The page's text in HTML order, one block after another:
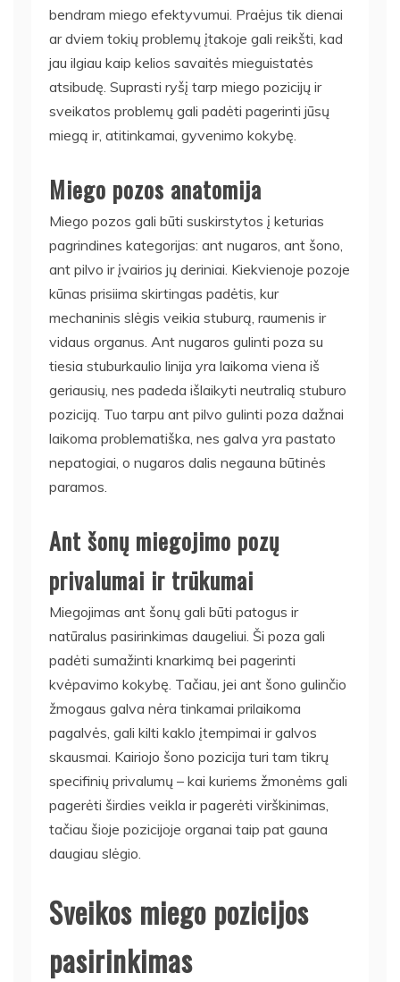
bendram miego efektyvumui. Praėjus tik dienai
ar dviem tokių problemų įtakoje gali reikšti, kad
jau ilgiau kaip kelios savaitės mieguistatės
atsibudę. Suprasti ryšį tarp miego pozicijų ir
sveikatos problemų gali padėti pagerinti jūsų
miegą ir, atitinkamai, gyvenimo kokybę.
Miego pozos anatomija
Miego pozos gali būti suskirstytos į keturias
pagrindines kategorijas: ant nugaros, ant šono,
ant pilvo ir įvairios jų deriniai. Kiekvienoje pozoje
kūnas prisiima skirtingas padėtis, kur
mechaninis slėgis veikia stuburą, raumenis ir
vidaus organus. Ant nugaros gulinti poza su
tiesia stuburkaulio linija yra laikoma viena iš
geriausių, nes padeda išlaikyti neutralią stuburo
poziciją. Tuo tarpu ant pilvo gulinti poza dažnai
laikoma problematiška, nes galva yra pastato
nepatogiai, o nugaros dalis negauna būtinės
paramos.
Ant šonų miegojimo pozų
privalumai ir trūkumai
Miegojimas ant šonų gali būti patogus ir
natūralus pasirinkimas daugeliui. Ši poza gali
padėti sumažinti knarkimą bei pagerinti
kvėpavimo kokybę. Tačiau, jei ant šono gulinčio
žmogaus galva nėra tinkamai prilaikoma
pagalvės, gali kilti kaklo įtempimai ir galvos
skausmai. Kairiojo šono pozicija turi tam tikrų
specifinių privalumų – kai kuriems žmonėms gali
pagerėti širdies veikla ir pagerėti virškinimas,
tačiau šioje pozicijoje organai taip pat gauna
daugiau slėgio.
Sveikos miego pozicijos
pasirinkimas